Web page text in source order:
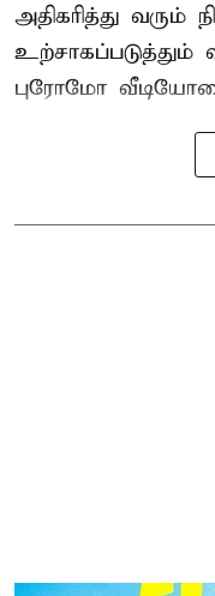
அதிகரித்து வரும்
உற்சாகப்படுத்தும்
புரோமோ